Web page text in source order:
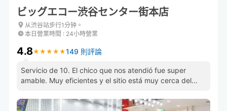
ビッグエコー渋谷センター街本店
从渋谷站步行1分钟。
本日營業時間 : 24小時營業
4.8★ ★ ★ ★ ★
★ ★ ★ ★ ★ 149 則評論
Servicio de 10. El chico que nos atendió fue super
amable. Muy eficientes y el sitio está muy cerca del